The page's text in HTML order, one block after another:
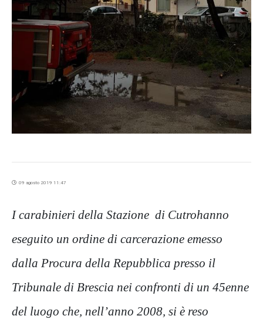
09 agosto 2019 11:47
I carabinieri della Stazione di Cutrohanno
eseguito un ordine di carcerazione emesso
dalla Procura della Repubblica presso il
Tribunale di Brescia nei confronti di un 45enne
del luogo che, nell’anno 2008, si è reso